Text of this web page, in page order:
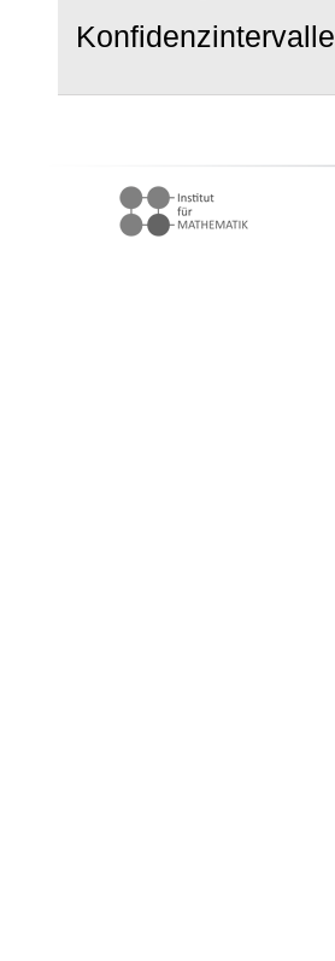
Konfidenzintervalle